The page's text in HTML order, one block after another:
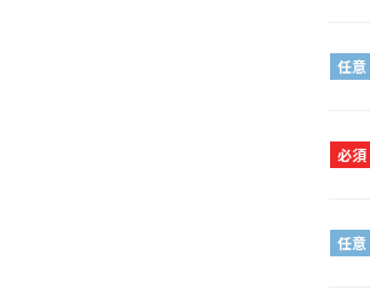
任意
必須
任意